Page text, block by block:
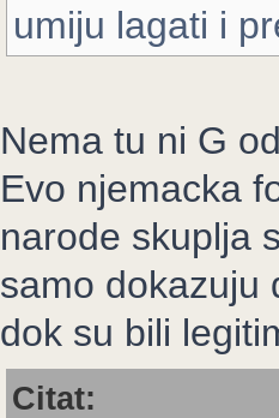
umiju lagati i
Nema tu ni G
Evo njemacka
narode skuplja
samo dokazuju
dok su bili
Citat: